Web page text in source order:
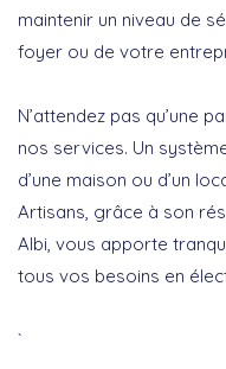
maintenir un niveau de
foyer ou de votre
N’attendez pas qu’une
nos services. Un
d’une maison ou d’un
Artisans, grâce à son
Albi, vous apporte
tous vos besoins en
`